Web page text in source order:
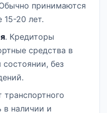
принимаются
20 лет.
. Кредиторы
средства в
без
транспортного
в наличии и